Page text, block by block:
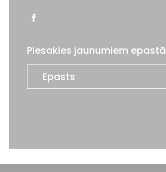
Piesakies jaunumiem epastā